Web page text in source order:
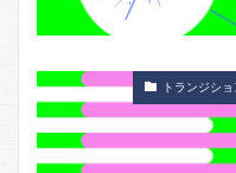
トランジショ